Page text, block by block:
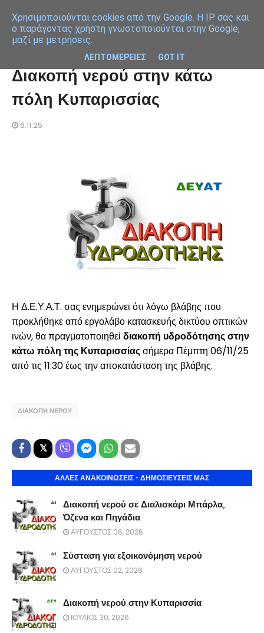
Διακοπή νερού στην κάτω
πόλη Κυπαρισσίας
6.11.25
Η Δ.Ε.Υ.Α.Τ. σας ενημερώνει ότι λόγω βλάβης που
προκλήθηκε από εργολάβο κατασκευής δικτύου οπτικών
ινών, θα πραγματοποιηθείδιακοπή υδροδότησης στην
κάτω πόλη της Κυπαρισσίαςσήμερα Πέμπτη 06/11/25
από τις 11:30 έως την αποκατάσταση της βλάβης.
ΔΙΑΚΟΠΗ ΝΕΡΟΥ
ΑΛΛΕΣ ΑΝΑΚΟΙΝΩΣΕΙΣ - ΔΗΜΟΣΙΕΥΣΕΙΣ ΜΑΣ
Διακοπή νερού σε Διαλισκάρι Μπάρλα,
Όζενα και Πηγάδια
ΑΥΓΟΥΣΤΟΣ 06, 2026
Σύσταση για εξοικονόμηση νερού
ΑΥΓΟΥΣΤΟΣ 02, 2026
Διακοπή νερού στην Κυπαρισσία
ΙΟΥΛΙΟΣ 30, 2026
Χρησιμοποιoύνται cookies από την Google. Η IP σας και
ο παράγοντας χρήστη γνωστοποιούνται στην Google,
μαζί με μετρήσεις.
ΛΕΠΤΟΜΕΡΕΙΕΣ GOT IT